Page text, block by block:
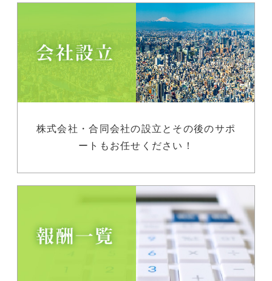
株式会社・合同会社の設立とその後のサポ
ートもお任せください！